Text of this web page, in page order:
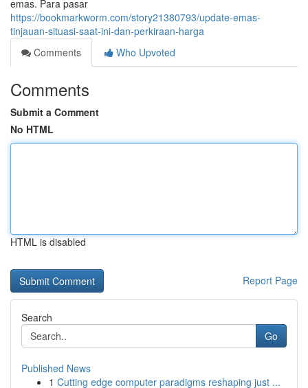
emas. Para pasar
https://bookmarkworm.com/story21380793/update-emas-
tinjauan-situasi-saat-ini-dan-perkiraan-harga
Comments
Who Upvoted
Comments
Submit a Comment
No HTML
HTML is disabled
Report Page
Search
Go
Published News
1 Cutting edge computer paradigms reshaping just ...